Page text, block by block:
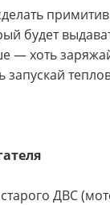
будет
— хоть
запускай
ДВС